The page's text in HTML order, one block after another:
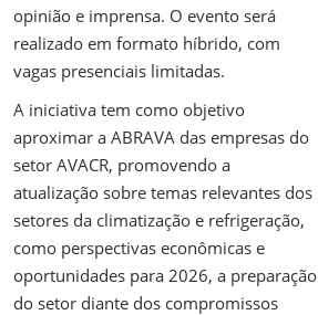
opinião e imprensa. O evento será
realizado em formato híbrido, com
vagas presenciais limitadas.
A iniciativa tem como objetivo
aproximar a ABRAVA das empresas do
setor AVACR, promovendo a
atualização sobre temas relevantes dos
setores da climatização e refrigeração,
como perspectivas econômicas e
oportunidades para 2026, a preparação
do setor diante dos compromissos